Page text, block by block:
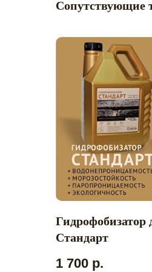
Сопутствующие
Гидрофобизатор
Стандарт
1 700 р.